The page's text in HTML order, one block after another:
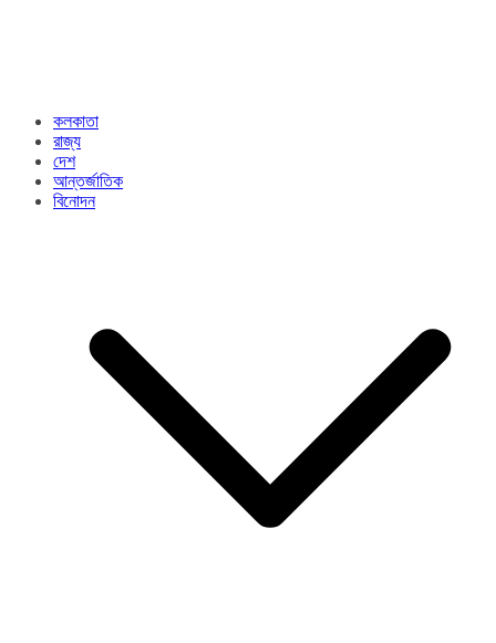
কলকাতা
রাজ্য​
দেশ
আন্তর্জাতিক
বিনোদন